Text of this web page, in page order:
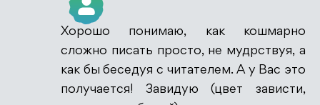
Хорошо понимаю, как кошмарно
сложно писать просто, не мудрствуя, а
как бы беседуя с читателем. А у Вас это
получается! Завидую (цвет зависти,